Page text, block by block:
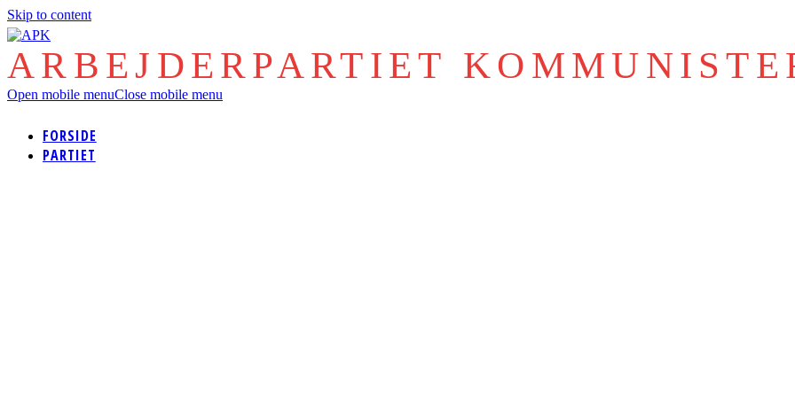
Skip to content
ARBEJDERPARTIET
Open mobile menuClose mobile menu
FORSIDE
PARTIET